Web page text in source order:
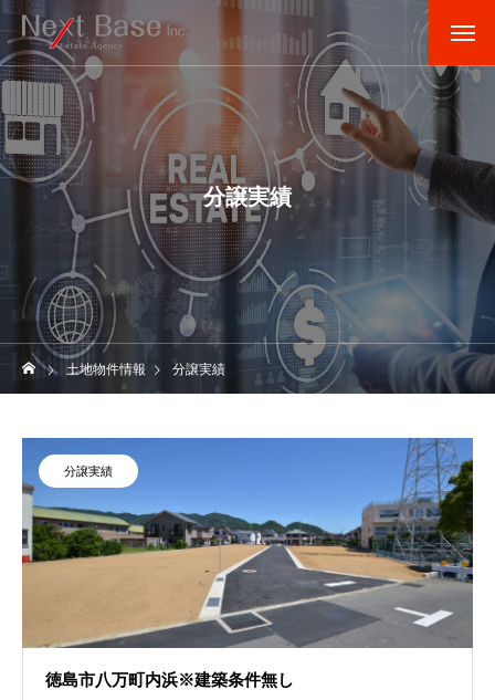
分譲実績
土地物件情報 分譲実績
分譲実績
徳島市八万町内浜※建築条件無し